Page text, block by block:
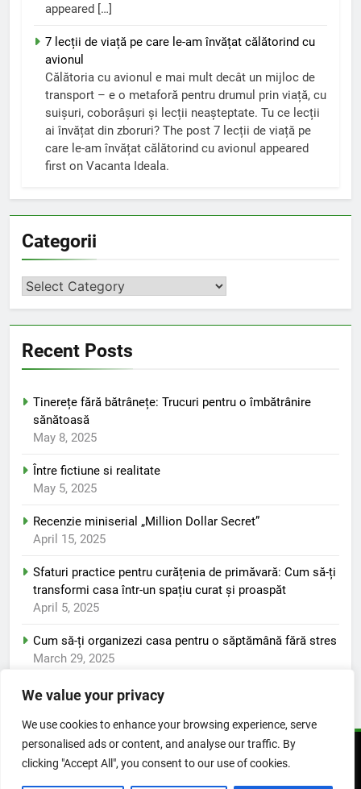
We value your privacy
We use cookies to enhance your browsing experience, serve
personalised ads or content, and analyse our traffic. By
clicking "Accept All", you consent to our use of cookies.
appeared […]
7 lecții de viață pe care le-am învățat călătorind cu
avionul
Călătoria cu avionul e mai mult decât un mijloc de
transport – e o metaforă pentru drumul prin viață, cu
suișuri, coborâșuri și lecții neașteptate. Tu ce lecții
ai învățat din zboruri? The post 7 lecții de viață pe
care le-am învățat călătorind cu avionul appeared
first on Vacanta Ideala.
Categorii
Categorii
Recent Posts
Tinerețe fără bătrânețe: Trucuri pentru o îmbătrânire
sănătoasă
May 8, 2025
Între fictiune si realitate
May 5, 2025
Recenzie miniserial „Million Dollar Secret”
April 15, 2025
Sfaturi practice pentru curățenia de primăvară: Cum să-ți
transformi casa într-un spațiu curat și proaspăt
April 5, 2025
Cum să-ți organizezi casa pentru o săptămână fără stres
March 29, 2025
© 2025 Viata pozitiva. Toate drepturile rezervate. Powered